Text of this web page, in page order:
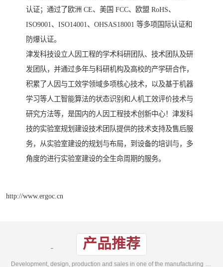
认证；通过了欧洲 CE、美国 FCC、欧盟 RoHS、
ISO9001、ISO14001、OHSAS18001 等多项国际认证和
防爆认证。
津发科技设立人因工程的学术科研团队、技术团队及研
发团队，并通过多年与科研机构及高校的产学研合作，
积累了人因与工效学领域多项核心技术，以及基于机器
学习等人工智能算法的状态识别和人机工效评价技术与
研究方法等，是国内的人因工程技术创新中心！津发科
技的实验室规划建设技术团队提供的技术支持及售后服
务，从实验室建设的规划与布局，到设备的培训与，多
角度的进行实验室建设的全生命周期的服务。
http://www.ergoc.cn
产品推荐